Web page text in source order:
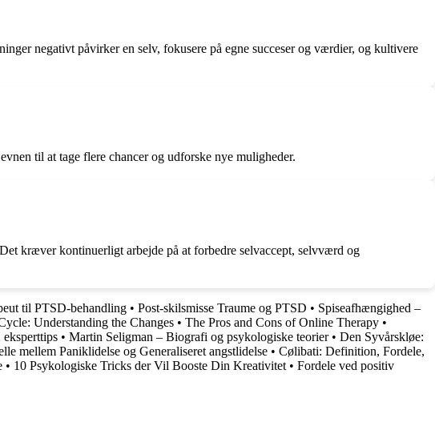
negativt påvirker en selv, fokusere på egne succeser og værdier, og kultivere
til at tage flere chancer og udforske nye muligheder.
kræver kontinuerligt arbejde på at forbedre selvaccept, selvværd og
til PTSD-behandling • Post-skilsmisse Traume og PTSD • Spiseafhængighed –
Understanding the Changes • The Pros and Cons of Online Therapy •
• Martin Seligman – Biografi og psykologiske teorier• Den Syvårskløe:
mellem Paniklidelse og Generaliseret angstlidelse • Cølibati: Definition, Fordele,
• 10 Psykologiske Tricks der Vil Booste Din Kreativitet • Fordele ved positiv